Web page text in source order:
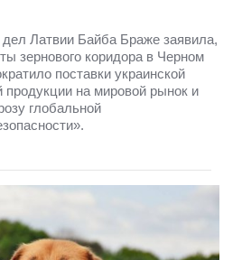
Латвии Байба Браже заявила,
зернового коридора в Черном
поставки украинской
продукции на мировой рынок и
глобальной